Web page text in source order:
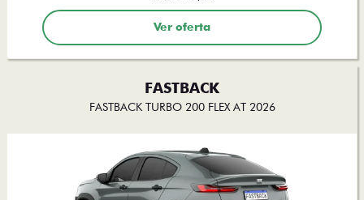
Ver oferta
FASTBACK
FASTBACK TURBO 200 FLEX AT 2026